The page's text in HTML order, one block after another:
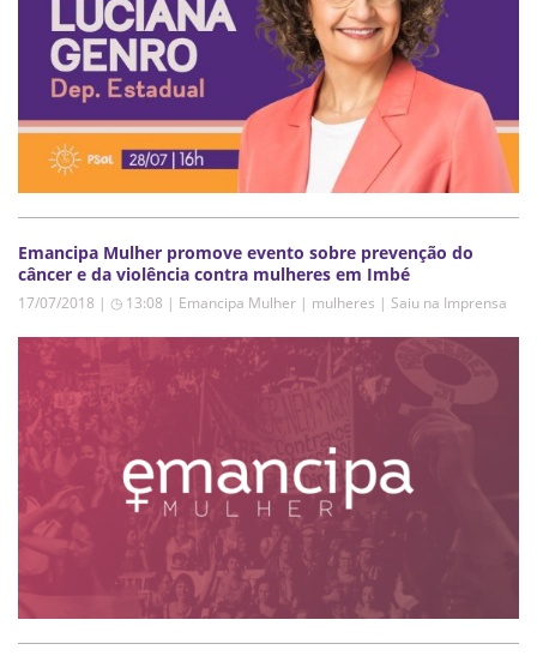
Emancipa Mulher promove evento sobre prevenção do
câncer e da violência contra mulheres em Imbé
17/07/2018 | ◷ 13:08 | Emancipa Mulher | mulheres | Saiu na Imprensa